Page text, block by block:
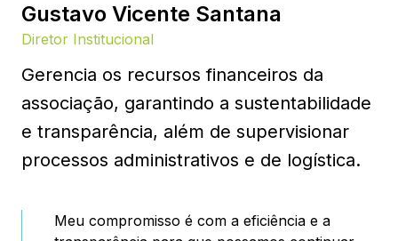
Gustavo Vicente Santana
Diretor Institucional
Gerencia os recursos financeiros da
associação, garantindo a sustentabilidade
e transparência, além de supervisionar
processos administrativos e de logística.
Meu compromisso é com a eficiência e a